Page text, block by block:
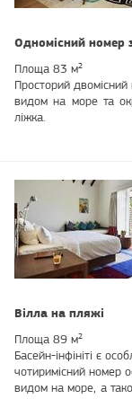
Одномісний номер
Площа 83 м²
Просторий двомісний
видом на море та
ліжка.
Вілла на пляжі
Площа 89 м²
Басейн-інфініті є
чотиримісний номер
видом на море, а